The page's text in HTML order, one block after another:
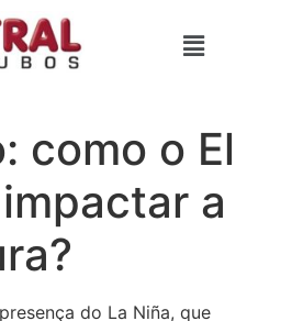
como o El
a
do La Niña, que